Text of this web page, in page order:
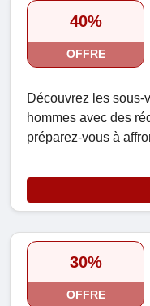
40%
OFFRE
Découvrez les sous-
hommes avec des
préparez-vous à
30%
OFFRE